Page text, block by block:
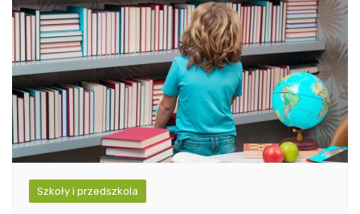
Szkoły i przedszkola